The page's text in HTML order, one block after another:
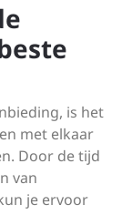
is het
met elkaar
Door de tijd
van
je ervoor